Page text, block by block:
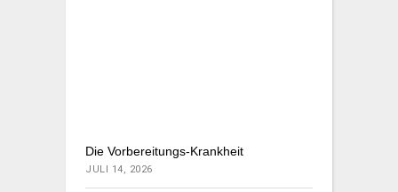
Die Vorbereitungs-Krankheit
JULI 14, 2026